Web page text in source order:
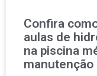
Confira
aulas de
na piscina
manutenção